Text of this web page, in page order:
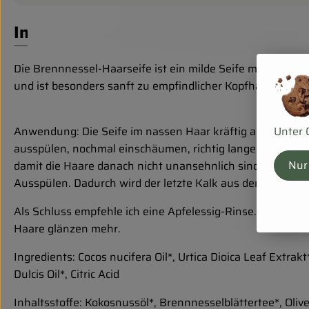
Info
Die Brennnessel-Haarseife ist ein milde Seife mit
und ist besonders sanft zu empfindlicher Kopfhaut. Bei
Anwendung: Die Seife im nassen Haar kräftig
ausspülen, nochmal einschäumen, richtig lange und
damit die Haare danach nicht unansehnlich sind. Den
Ausspülen. Dadurch wird der letzte Kalk aus dem Haar
Als Schluss empfehle ich eine Apfelessig-Rinse. Dazu 2
Haare glänzen mehr.
Ingredients: Cocos nucifera Oil*, Urtica Dioica Leaf
Dulcis Oil*, Citric Acid
Inhaltsstoffe: Kokosnussöl*, Brennnesselblättertee*,
Unter